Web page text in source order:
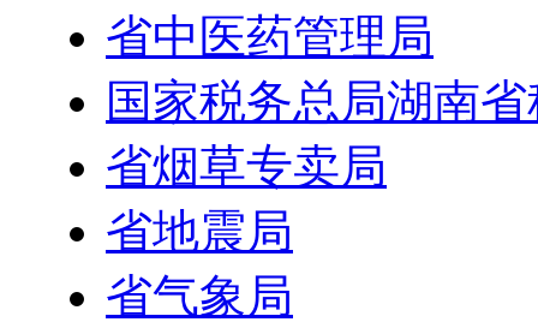
省中医药管理局
国家税务总局湖南
省烟草专卖局
省地震局
省气象局